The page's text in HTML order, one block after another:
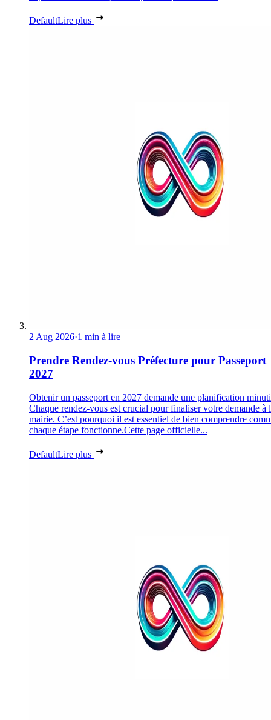
DefaultLire plus
2 Aug 2026·1 min à lire
Prendre Rendez-vous Préfecture pour Passeport
2027
Obtenir un passeport en 2027 demande une planification
Chaque rendez-vous est crucial pour finaliser votre demande à
mairie. C’est pourquoi il est essentiel de bien comprendre
chaque étape fonctionne.Cette page officielle...
DefaultLire plus